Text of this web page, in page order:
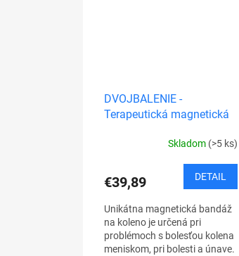
DVOJBALENIE -
Terapeutická magnetická
Skladom (>5 ks)
€39,89 DETAIL
Unikátna magnetická bandáž
na koleno je určená pri
problémoch s bolesťou kolena
meniskom, pri bolesti a únave.